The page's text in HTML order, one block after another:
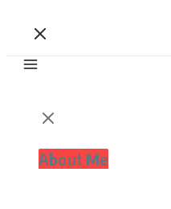
About Me